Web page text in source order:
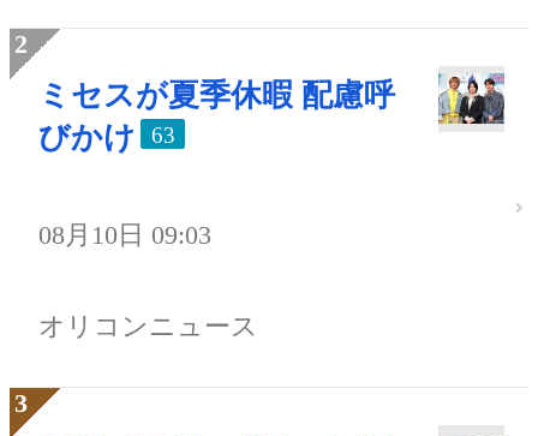
ミセスが夏季休暇 配慮呼
びかけ
63
08月10日 09:03
オリコンニュース